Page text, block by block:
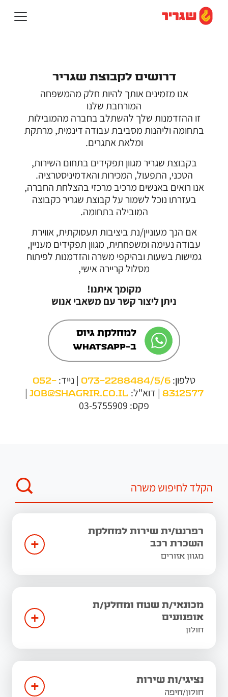
דרושים לקבוצת שגריר
אנו מזמינים אותך להיות חלק מהמשפחה
המורחבת שלנו
זו ההזדמנות שלך להשתלב בחברה מהמובילות
בתחומה וליהנות מסביבת עבודה דינמית, מרתקת
ומלאת אתגרים.
בקבוצת שגריר מגוון תפקידים בתחום השירות,
הטכני, התפעול, המכירות והאדמיניסטרציה.
אנו רואים באנשים מרכיב מרכזי בהצלחת החברה,
בעזרתו נוכל לשמור על קבוצת שגריר כקבוצה
המובילה בתחומה.
אם הנך מעוניין/נת ביציבות תעסוקתית, אווירת
עבודה נעימה ומשפחתית, מגוון תפקידים מעניין,
גמישות בשעות ובהיקפי משרה והזדמנות לפיתוח
מסלול קריירה אישי,
מקומך איתנו!
ניתן ליצור קשר עם משאבי אנוש
למחלקת גיוס
ב-WhatsApp
טלפון: 073-2288484/5/6 | נייד: 052-
8312577 | דוא"ל: job@shagrir.co.il
|
פקס: 03-5755909
רפרנט/ית שירות למחלקת
השכרת רכב
מגוון אזורים
+
מכונאי/ת שטח ומחלץ/ת
אופנועים
חולון
+
נציגי/ות שירות
חולון/חיפה +